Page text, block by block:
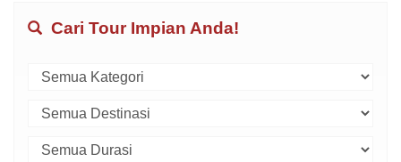
Cari Tour Impian Anda!